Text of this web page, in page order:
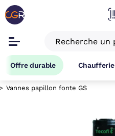
Offre durable Chaufferie
Vannes papillon fonte GS